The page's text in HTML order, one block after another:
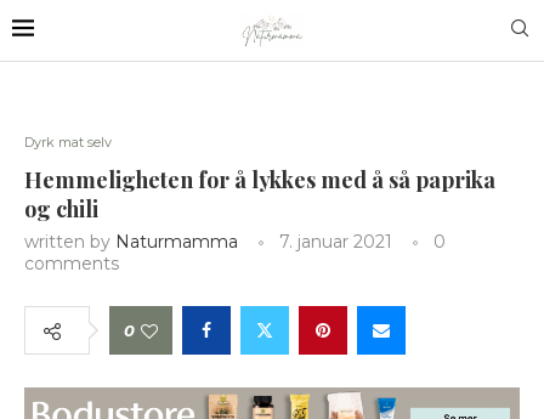
Dyrk mat selv
Hemmeligheten for å lykkes med å så paprika
og chili
written by Naturmamma 7. januar 2021
0
comments
0